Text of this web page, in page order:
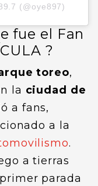
(@oye897)
fue el Fan
?
toreo,
la ciudad de
a fans,
a la
.
a tierras
parada